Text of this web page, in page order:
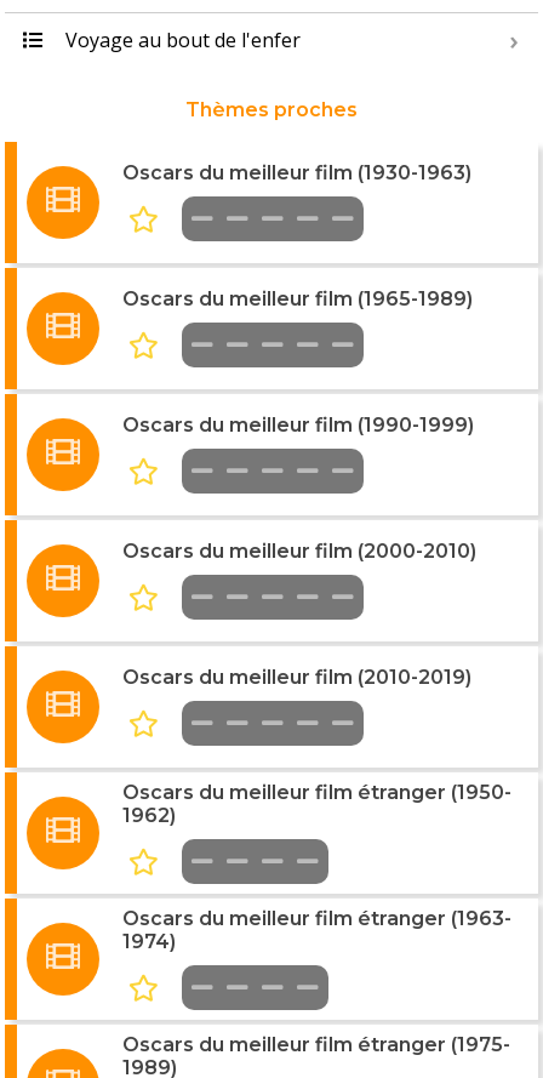
Voyage au bout de l'enfer
Thèmes proches
Oscars du meilleur film (1930-1963)
Oscars du meilleur film (1965-1989)
Oscars du meilleur film (1990-1999)
Oscars du meilleur film (2000-2010)
Oscars du meilleur film (2010-2019)
Oscars du meilleur film étranger (1950-
1962)
Oscars du meilleur film étranger (1963-
1974)
Oscars du meilleur film étranger (1975-
1989)